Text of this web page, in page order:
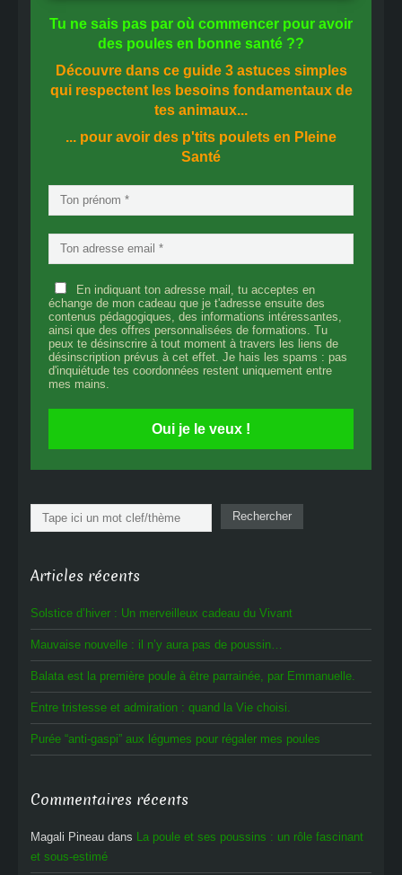
Tu ne sais pas par où commencer pour avoir
des poules en bonne santé ??
Découvre dans ce guide 3 astuces simples
qui respectent les besoins fondamentaux de
tes animaux...
... pour avoir des p'tits poulets en Pleine
Santé
En indiquant ton adresse mail, tu acceptes en
échange de mon cadeau que je t'adresse ensuite des
contenus pédagogiques, des informations intéressantes,
ainsi que des offres personnalisées de formations. Tu
peux te désinscrire à tout moment à travers les liens de
désinscription prévus à cet effet. Je hais les spams : pas
d'inquiétude tes coordonnées restent uniquement entre
mes mains.
Oui je le veux !
Rechercher Rechercher
Articles récents
Solstice d’hiver : Un merveilleux cadeau du Vivant
Mauvaise nouvelle : il n’y aura pas de poussin…
Balata est la première poule à être parrainée, par Emmanuelle.
Entre tristesse et admiration : quand la Vie choisi.
Purée “anti-gaspi” aux légumes pour régaler mes poules
Commentaires récents
Magali Pineau dans La poule et ses poussins : un rôle fascinant
et sous-estimé